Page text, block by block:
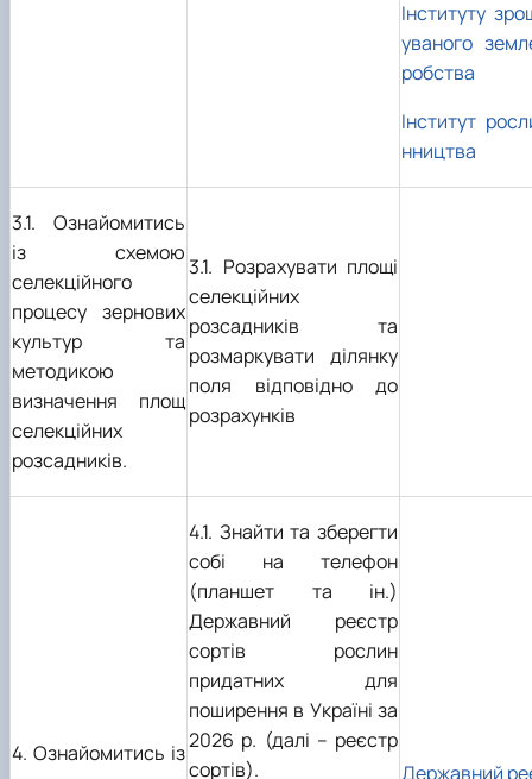
Інституту
уваного
робства
Інститут
нництва
3.1. Ознайомитись
із схемою
селекційного
процесу зернових
культур та
методикою
визначення площ
селекційних
розсадників.
3.1. Розрахувати площі
селекційних
розсадників та
розмаркувати ділянку
поля відповідно до
розрахунків
4. Ознайомитись із
4.1. Знайти та зберегти
собі на телефон
(планшет та ін.)
Державний реєстр
сортів рослин
придатних для
поширення в Україні за
2026 р. (далі – реєстр
сортів).
Державний